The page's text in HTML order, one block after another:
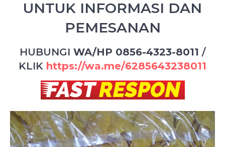
UNTUK INFORMASI DAN
PEMESANAN
HUBUNGI WA/HP 0856-4323-8011 /
KLIK https://wa.me/6285643238011